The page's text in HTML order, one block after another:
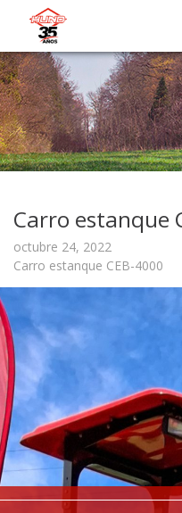
Carro estanque
octubre 24, 2022
Carro estanque CEB-4000